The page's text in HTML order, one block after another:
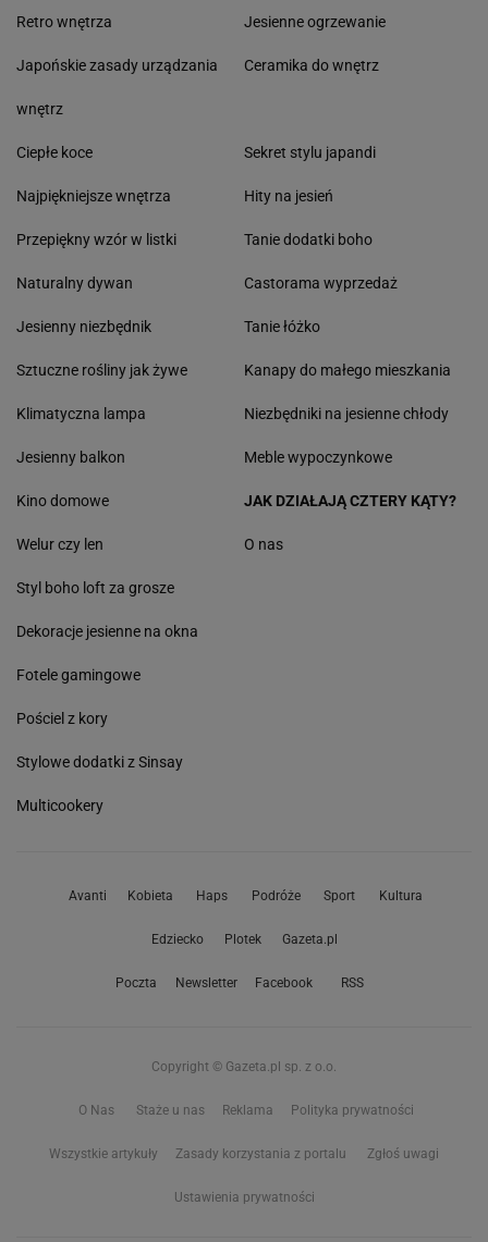
Retro wnętrza
Japońskie zasady urządzania
wnętrz
Jesienne ogrzewanie
Ceramika do wnętrz
Ciepłe koce
Najpiękniejsze wnętrza
Przepiękny wzór w listki
Naturalny dywan
Jesienny niezbędnik
Sztuczne rośliny jak żywe
Klimatyczna lampa
Jesienny balkon
Sekret stylu japandi
Hity na jesień
Tanie dodatki boho
Castorama wyprzedaż
Tanie łóżko
Kanapy do małego mieszkania
Niezbędniki na jesienne chłody
Meble wypoczynkowe
Kino domowe
Welur czy len
Styl boho loft za grosze
Dekoracje jesienne na okna
Fotele gamingowe
Pościel z kory
Stylowe dodatki z Sinsay
Multicookery
JAK DZIAŁAJĄ CZTERY KĄTY?
O nas
Avanti Kobieta Haps Podróże Sport Kultura
Edziecko Plotek Gazeta.pl
Poczta Newsletter Facebook RSS
Copyright © Gazeta.pl sp. z o.o.
O Nas Staże u nas Reklama Polityka prywatności
Wszystkie artykuły Zasady korzystania z portalu Zgłoś uwagi
Ustawienia prywatności